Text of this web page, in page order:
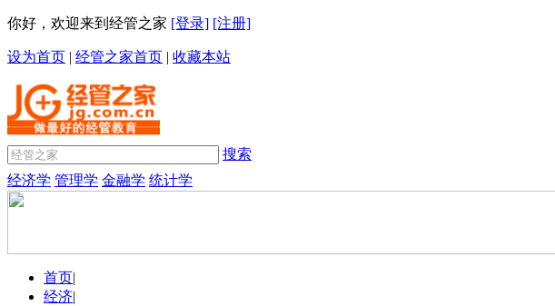
你好，欢迎来到经管之家 [登录] [注册]
设为首页 | 经管之家首页 | 收藏本站
搜索
经济学 管理学 金融学 统计学
首页|
经济|